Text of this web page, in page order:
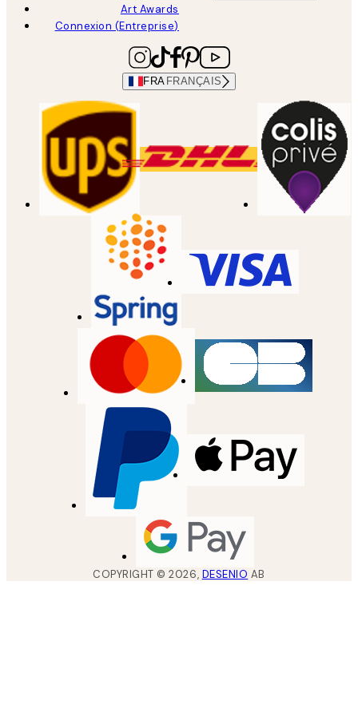
Art Awards
Connexion (Entreprise)
FRA FRANÇAIS
COPYRIGHT ©2026, DESENIO AB